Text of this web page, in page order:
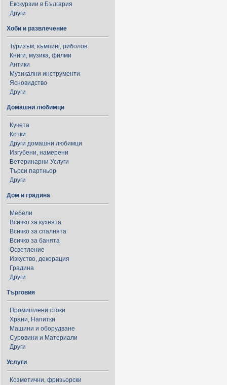
Екскурзии в България
Други
Хоби и развлечение
Туризъм, къмпинг, риболов
Книги, музика, филми
Антики
Музикални инструменти
Ясновидство
Други
Домашни любимци
Кучета
Котки
Други домашни любимци
Изгубени, намерени
Ветеринарни Услуги
Търси партньор
Други
Дом и градина
Мебели
Всичко за кухнята
Всичко за спалнята
Всичко за банята
Осветление
Изкуство, декорация
Градина
Други
Търговия
Промишлени стоки
Храни, Напитки
Машини и оборудване
Суровини и Материали
Други
Услуги
Козметични, фризьорски